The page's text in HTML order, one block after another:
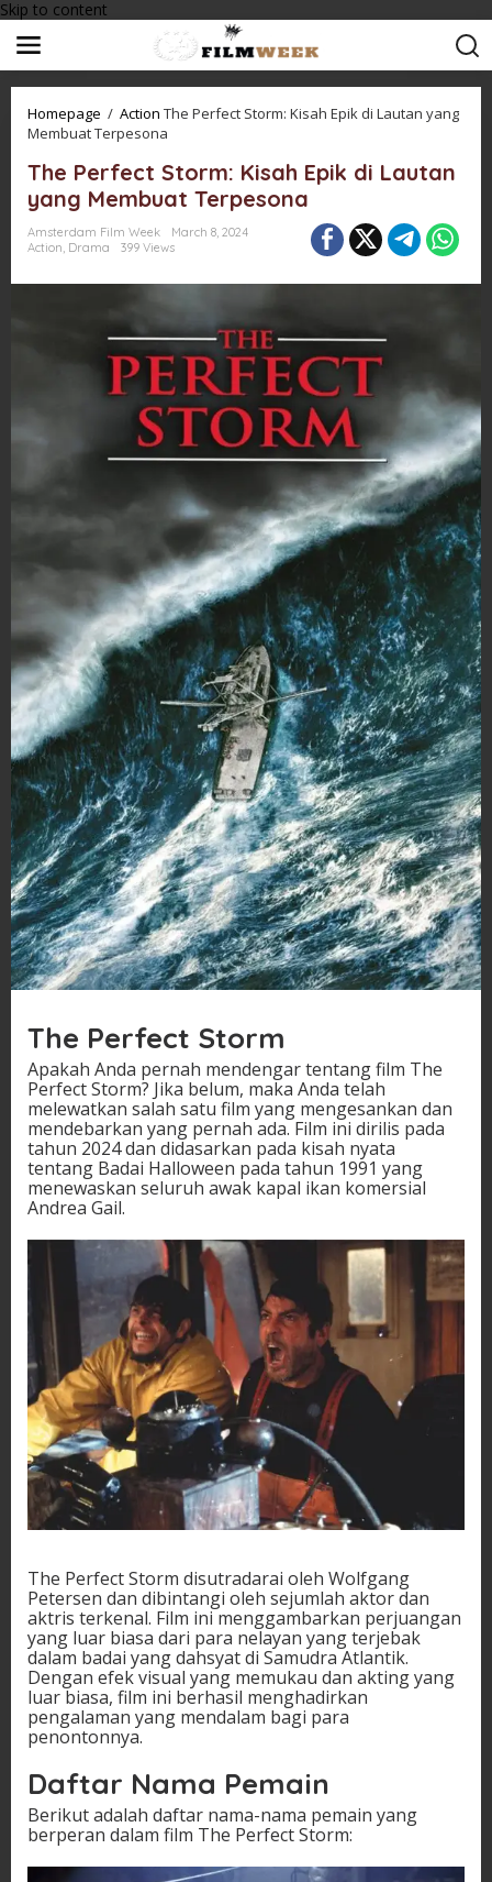
Skip to content
Homepage / Action The Perfect Storm: Kisah Epik di Lautan yang
Membuat Terpesona
The Perfect Storm: Kisah Epik di Lautan
yang Membuat Terpesona
Amsterdam Film Week
March 8, 2024
Action, Drama 399 Views
The Perfect Storm
Apakah Anda pernah mendengar tentang film The
Perfect Storm? Jika belum, maka Anda telah
melewatkan salah satu film yang mengesankan dan
mendebarkan yang pernah ada. Film ini dirilis pada
tahun 2024 dan didasarkan pada kisah nyata
tentang Badai Halloween pada tahun 1991 yang
menewaskan seluruh awak kapal ikan komersial
Andrea Gail.
The Perfect Storm disutradarai oleh Wolfgang
Petersen dan dibintangi oleh sejumlah aktor dan
aktris terkenal. Film ini menggambarkan perjuangan
yang luar biasa dari para nelayan yang terjebak
dalam badai yang dahsyat di Samudra Atlantik.
Dengan efek visual yang memukau dan akting yang
luar biasa, film ini berhasil menghadirkan
pengalaman yang mendalam bagi para
penontonnya.
Daftar Nama Pemain
Berikut adalah daftar nama-nama pemain yang
berperan dalam film The Perfect Storm: